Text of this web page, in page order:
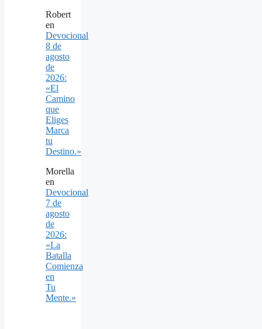
Robert
en
Devocional
8 de
agosto
de
2026:
«El
Camino
que
Eliges
Marca
tu
Destino.»
Morella
en
Devocional
7 de
agosto
de
2026:
«La
Batalla
Comienza
en
Tu
Mente.»